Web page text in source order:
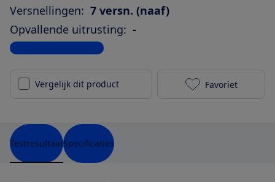
Versnellingen: 7 versn. (naaf)
Opvallende uitrusting: -
Bekijk alle specificaties
Vergelijk dit product BSP Boozz
Favoriet
TestresultaatSpecificaties